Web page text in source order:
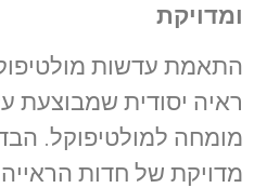
ומדויקת
התאמת עדשות
ראיה יסודית שמבוצעת
מומחה למולטיפוקל.
מדויקת של חדות